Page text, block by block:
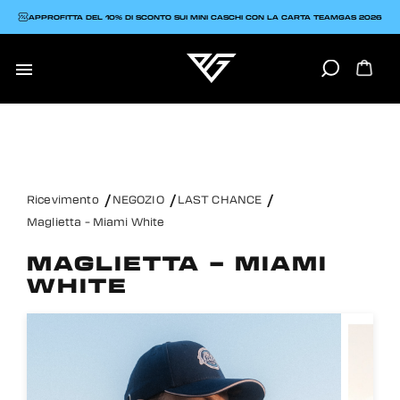

APPROFITTA DEL 10% DI SCONTO SUI MINI CASCHI CON LA CARTA TEAMGAS 2026
Ricevimento NEGOZIO
LAST CHANCE
Maglietta – Miami White
MAGLIETTA – MIAMI
WHITE